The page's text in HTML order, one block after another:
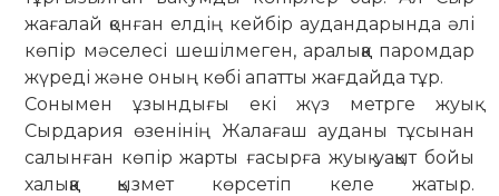
жағалай қонған елдің кейбір аудандарында әлі
көпір мәселесі шешілмеген, аралыққа паромдар
жүреді және оның көбі апатты жағдайда тұр.
Сонымен ұзындығы екі жүз метрге жуық
Сырдария өзенінің Жалағаш ауданы тұсынан
салынған көпір жарты ғасырға жуық уақыт бойы
халыққа қызмет көрсетіп келе жатыр.